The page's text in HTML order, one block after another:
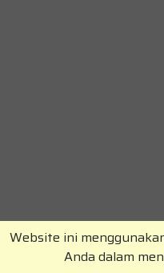
Copyright ©
Website ini
Anda dalam